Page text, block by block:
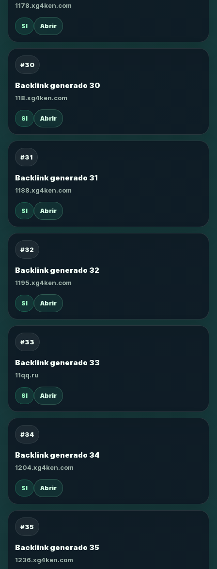
1178.xg4ken.com
SI Abrir
#30
Backlink generado 30
118.xg4ken.com
SI Abrir
#31
Backlink generado 31
1188.xg4ken.com
SI Abrir
#32
Backlink generado 32
1195.xg4ken.com
SI Abrir
#33
Backlink generado 33
11qq.ru
SI Abrir
#34
Backlink generado 34
1204.xg4ken.com
SI Abrir
#35
Backlink generado 35
1236.xg4ken.com